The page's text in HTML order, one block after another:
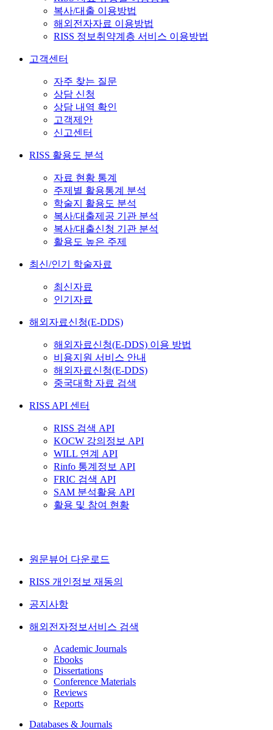
복사/대출 이용방법
해외전자자료 이용방법
RISS 정보취약계층 서비스 이용방법
고객센터
자주 찾는 질문
상담 신청
상담 내역 확인
고객제안
신고센터
RISS 활용도 분석
자료 현황 통계
주제별 활용통계 분석
학술지 활용도 분석
복사/대출제공 기관 분석
복사/대출신청 기관 분석
활용도 높은 주제
최신/인기 학술자료
최신자료
인기자료
해외자료신청(E-DDS)
해외자료신청(E-DDS) 이용 방법
비용지원 서비스 안내
해외자료신청(E-DDS)
중국대학 자료 검색
RISS API 센터
RISS 검색 API
KOCW 강의정보 API
WILL 연계 API
Rinfo 통계정보 API
FRIC 검색 API
SAM 분석활용 API
활용 및 참여 현황
원문뷰어 다운로드
RISS 개인정보 재동의
공지사항
해외전자정보서비스 검색
Academic Journals
Ebooks
Dissertations
Conference Materials
Reviews
Reports
Databases & Journals